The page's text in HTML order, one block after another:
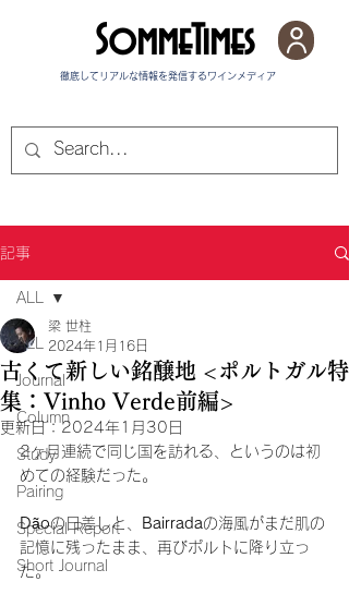
徹底してリアルな情報を発信する​ワインメディア
SommeTimes
記事
ALL
Journal
Column
Study
Pairing
Special Report
Short Journal
ALL
古くて新しい銘醸地 <ポルトガル特
集：Vinho Verde前編>
梁 世柱
2024年1月16日
更新日：2024年1月30日
2ヶ月連続で同じ国を訪れる、というのは初
めての経験だった。
Dãoの日差しと、 Bairradaの海風がまだ肌の
記憶に残ったまま、再びポルトに降り立っ
た。